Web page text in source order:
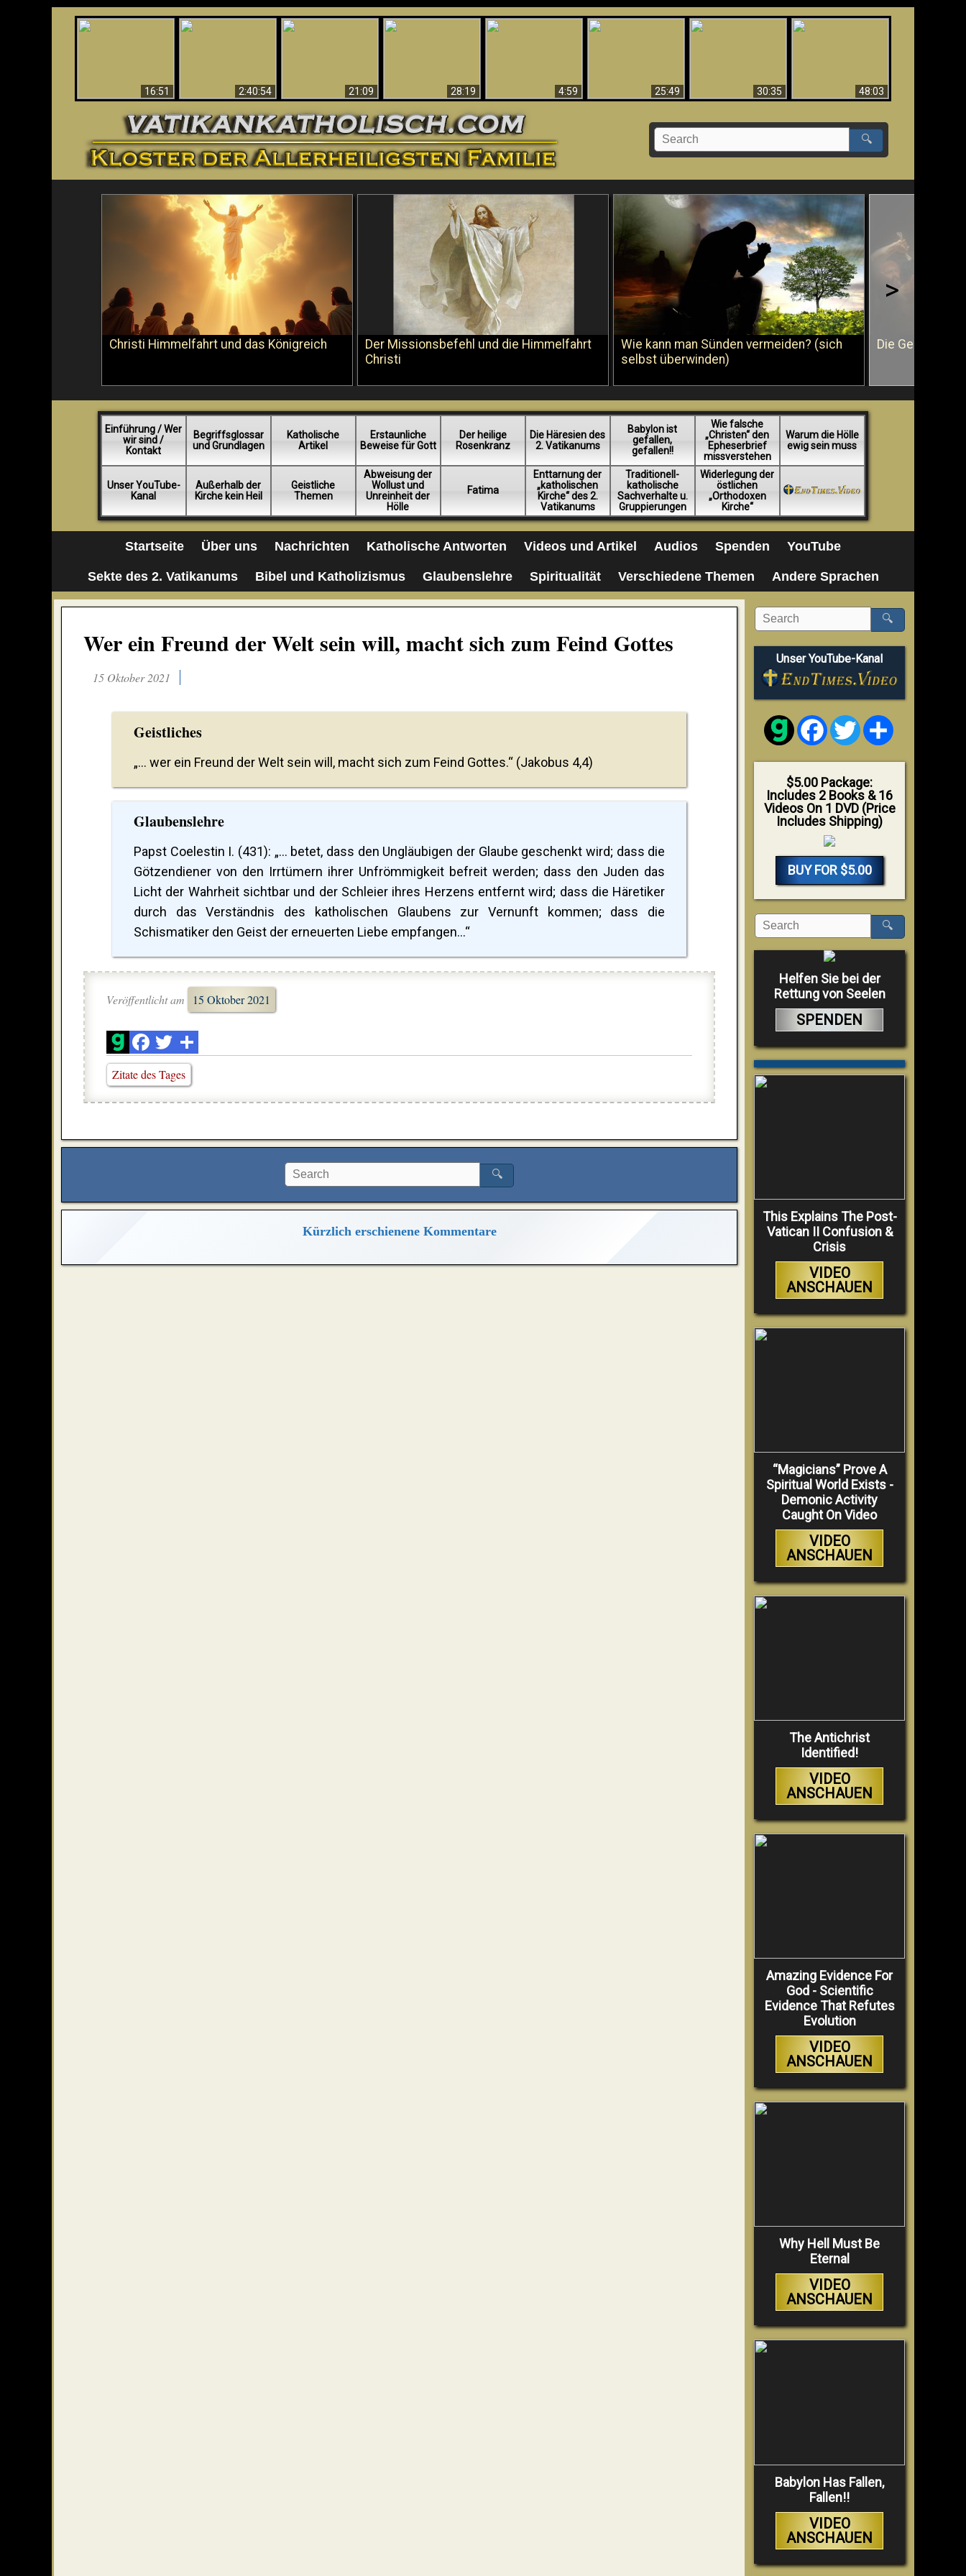
16:51
2:40:54
21:09
28:19
4:59
25:49 30:35
48:03
🔍
Christi Himmelfahrt und das Königreich
Der Missionsbefehl und die Himmelfahrt
Christi
Wie kann man Sünden vermeiden? (sich
selbst überwinden)
Die Geißelung
>
Einführung / Wer
wir sind /
Kontakt
Begriffsglossar
und Grundlagen
Katholische
Artikel
Erstaunliche
Beweise für Gott
Der heilige
Rosenkranz
Die Häresien des
2. Vatikanums
Babylon ist
gefallen,
gefallen!!
Wie falsche
„Christen“ den
Epheserbrief
missverstehen
Warum die Hölle
ewig sein muss
Unser YouTube-
Kanal
Außerhalb der
Kirche kein Heil
Geistliche
Themen
Abweisung der
Wollust und
Unreinheit der
Hölle
Fatima
Enttarnung der
„katholischen
Kirche“ des 2.
Vatikanums
Traditionell-
katholische
Sachverhalte u.
Gruppierungen
Widerlegung der
östlichen
„Orthodoxen
Kirche“
Startseite Über uns Nachrichten Katholische Antworten Videos und Artikel Audios Spenden YouTube
Sekte des 2. Vatikanums Bibel und Katholizismus Glaubenslehre Spiritualität Verschiedene Themen Andere Sprachen
Wer ein Freund der Welt sein will, macht sich zum Feind Gottes
15 Oktober 2021
Geistliches
„... wer ein Freund der Welt sein will, macht sich zum Feind Gottes.“ (Jakobus 4,4)
Glaubenslehre
Papst Coelestin I. (431): „... betet, dass den Ungläubigen der Glaube geschenkt wird; dass die
Götzendiener von den Irrtümern ihrer Unfrömmigkeit befreit werden; dass den Juden das
Licht der Wahrheit sichtbar und der Schleier ihres Herzens entfernt wird; dass die Häretiker
durch das Verständnis des katholischen Glaubens zur Vernunft kommen; dass die
Schismatiker den Geist der erneuerten Liebe empfangen...“
Veröffentlicht am 15 Oktober 2021
Zitate des Tages
🔍
Kürzlich erschienene Kommentare
🔍
Unser YouTube-Kanal
FacebookTwitter
$5.00 Package:
Includes 2 Books & 16
Videos On 1 DVD (Price
Includes Shipping)
BUY FOR $5.00
🔍
Helfen Sie bei der
Rettung von Seelen
SPENDEN
This Explains The Post-
Vatican II Confusion &
Crisis
VIDEO
ANSCHAUEN
“Magicians” Prove A
Spiritual World Exists -
Demonic Activity
Caught On Video
VIDEO
ANSCHAUEN
The Antichrist
Identified!
VIDEO
ANSCHAUEN
Amazing Evidence For
God - Scientific
Evidence That Refutes
Evolution
VIDEO
ANSCHAUEN
Why Hell Must Be
Eternal
VIDEO
ANSCHAUEN
Babylon Has Fallen,
Fallen!!
VIDEO
ANSCHAUEN